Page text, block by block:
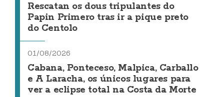
Rescatan os dous tripulantes do
Papin Primero tras ir a pique preto
do Centolo
01/08/2026
Cabana, Ponteceso, Malpica, Carballo
e A Laracha, os únicos lugares para
ver a eclipse total na Costa da Morte